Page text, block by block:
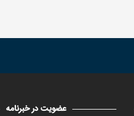
عضویت در خبرنامه